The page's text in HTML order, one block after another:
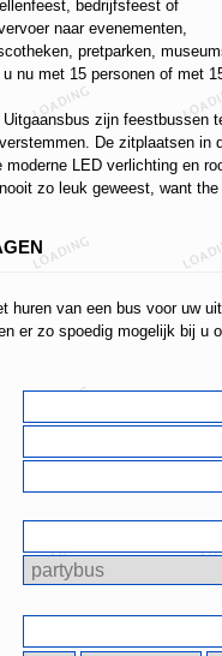
bedrijfsfeest of
naar evenementen,
pretparken,
nu met 15 personen of met
zijn feestbussen
De zitplaatsen
moderne LED verlichting en
zo leuk geweest, want
huren van een bus voor uw
er zo spoedig mogelijk bij u